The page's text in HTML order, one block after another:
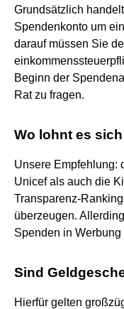
Grundsätzlich
Spendenkonto um
darauf müssen Sie
Beginn der
Rat zu fragen.
Wo lohnt es
Unsere Empfehlung:
Unicef als auch die
Transparenz-
überzeugen.
Spenden in
Sind
Hierfür gelten